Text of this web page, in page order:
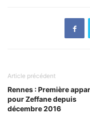
Article précédent
Rennes : Première
pour Zeffane depuis
décembre 2016